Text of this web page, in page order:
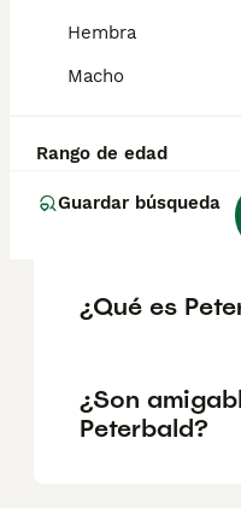
Hembra
Macho
Rango de edad
Guardar búsqueda
especialmente
pueden ayudar a
¿Son raros
Peterbald?
¿Qué es
¿Son
Peterbald?